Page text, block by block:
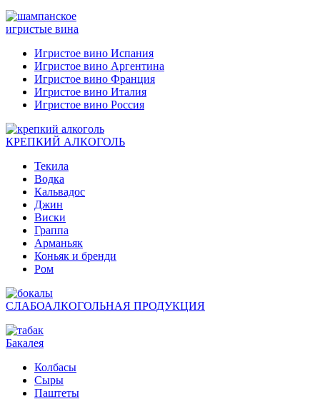
игристые вина
Игристое вино Испания
Игристое вино Аргентина
Игристое вино Франция
Игристое вино Италия
Игристое вино Россия
КРЕПКИЙ АЛКОГОЛЬ
Текила
Водка
Кальвадос
Джин
Виски
Граппа
Арманьяк
Коньяк и бренди
Ром
СЛАБОАЛКОГОЛЬНАЯ ПРОДУКЦИЯ
Бакалея
Колбасы
Сыры
Паштеты